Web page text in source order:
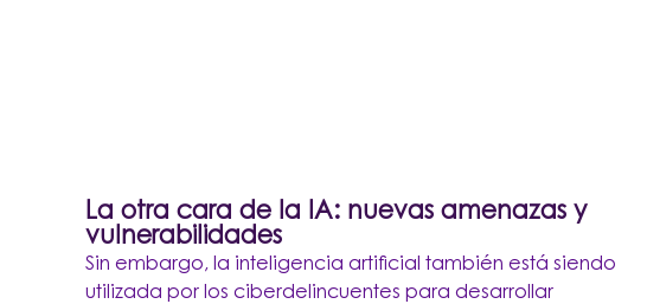
La otra cara de la IA: nuevas amenazas y
vulnerabilidades
Sin embargo, la inteligencia artificial también está siendo
utilizada por los ciberdelincuentes para desarrollar